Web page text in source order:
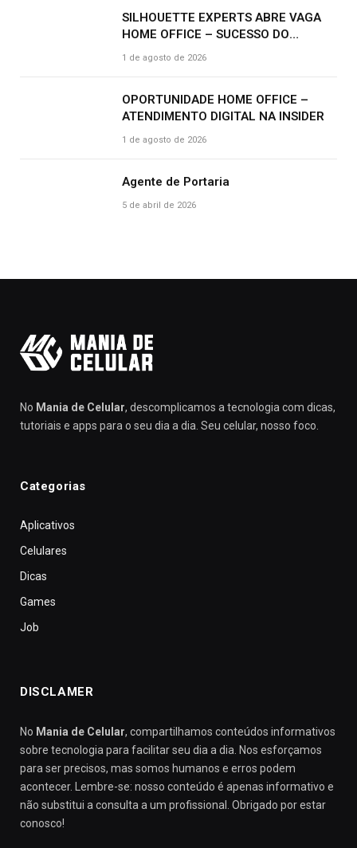
SILHOUETTE EXPERTS ABRE VAGA
HOME OFFICE – SUCESSO DO
CLIENTE | R$ 2.500
1 de agosto de 2026
OPORTUNIDADE HOME OFFICE –
ATENDIMENTO DIGITAL NA INSIDER
1 de agosto de 2026
Agente de Portaria
5 de abril de 2026
No Mania de Celular, descomplicamos a tecnologia com dicas,
tutoriais e apps para o seu dia a dia. Seu celular, nosso foco.
Categorias
Aplicativos
Celulares
Dicas
Games
Job
DISCLAMER
No Mania de Celular, compartilhamos conteúdos informativos
sobre tecnologia para facilitar seu dia a dia. Nos esforçamos
para ser precisos, mas somos humanos e erros podem
acontecer. Lembre-se: nosso conteúdo é apenas informativo e
não substitui a consulta a um profissional. Obrigado por estar
conosco!